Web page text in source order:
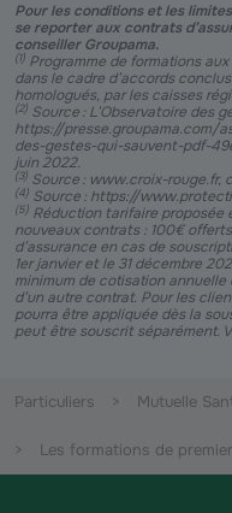
Pour les conditions et les
se reporter aux contrats
conseiller Groupama.
(1) Programme de formations
dans le cadre d’accords
homologués, par les caisses
(2) Source : L’Observatoire des
https://presse.groupama.com/
des-gestes-qui-sauvent-pdf-
juin 2022.
(3) Source : www.croix-rouge.fr,
(4) Source : https://
(5) Réduction tarifaire proposée
nouveaux contrats : 100€
d’assurance en cas de
1er janvier et le 31 décembre
minimum de cotisation
d’un autre contrat. Pour les
pourra être appliquée dès la
peut être souscrit séparément.
Particuliers Mutuelle
Les formations de